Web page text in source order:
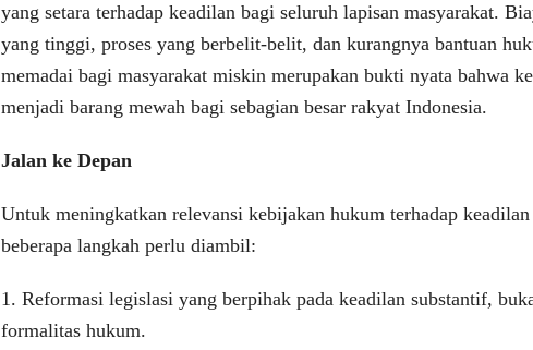
yang setara terhadap keadilan bagi seluruh lapisan masyarakat.
yang tinggi, proses yang berbelit-belit, dan kurangnya bantuan
memadai bagi masyarakat miskin merupakan bukti nyata bahwa
menjadi barang mewah bagi sebagian besar rakyat Indonesia.
Jalan ke Depan
Untuk meningkatkan relevansi kebijakan hukum terhadap
beberapa langkah perlu diambil:
1. Reformasi legislasi yang berpihak pada keadilan substantif,
formalitas hukum.